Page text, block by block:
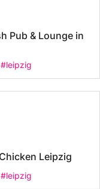
Pub & Lounge in
#leipzig
Leipzig
#leipzig